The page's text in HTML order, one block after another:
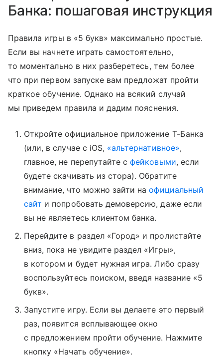
Банка: пошаговая инструкция
Правила игры в «5 букв» максимально простые.
Если вы начнете играть самостоятельно,
то моментально в них разберетесь, тем более
что при первом запуске вам предложат пройти
краткое обучение. Однако на всякий случай
мы приведем правила и дадим пояснения.
Откройте официальное приложение Т-Банка
(или, в случае с iOS, «альтернативное»,
главное, не перепутайте сфейковыми, если
будете скачивать из стора). Обратите
внимание, что можно зайти наофициальный
сайт и попробовать демоверсию, даже если
вы не являетесь клиентом банка.
Перейдите в раздел «Город» и пролистайте
вниз, пока не увидите раздел «Игры»,
в котором и будет нужная игра. Либо сразу
воспользуйтесь поиском, введя название «5
букв».
Запустите игру. Если вы делаете это первый
раз, появится всплывающее окно
с предложением пройти обучение. Нажмите
кнопку «Начать обучение».